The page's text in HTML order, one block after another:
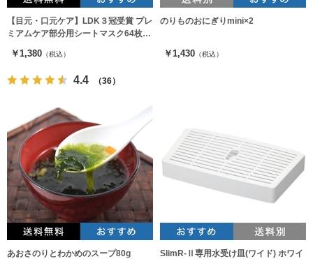
【目元・口元ケア】LDK３冠受賞 プレ
ミアムケア部分用シートマスク64枚入
￥1,380 （税込）
4.4 （36）
のりものおにぎりmini×2
￥1,430 （税込）
あおさのりとわかめのスープ80g
SlimR-Ⅱ専用水受け皿(ワイド) ホワイ